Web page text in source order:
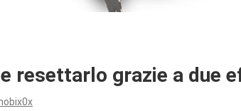
resettarlo grazie a due